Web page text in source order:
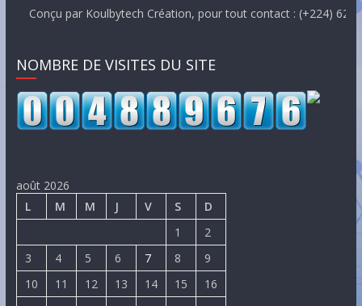
par Koulbytech Création, pour tout contact : (+224)
NOMBRE DE VISITES DU SITE
août 2026
L
M M J V S
D
1
2
3
4 5 6 7 8
9
10
11 12 13 14 15
16